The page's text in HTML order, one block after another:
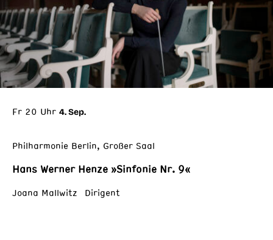
Fr 20 Uhr 4. Sep.
Philharmonie Berlin, Großer Saal
Hans Werner Henze »Sinfonie Nr. 9«
Joana Mallwitz Dirigent